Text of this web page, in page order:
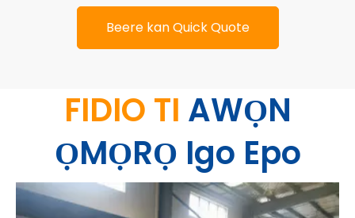
Beere kan Quick Quote
FIDIO TI AWỌN
ỌMỌRỌ Igo Epo